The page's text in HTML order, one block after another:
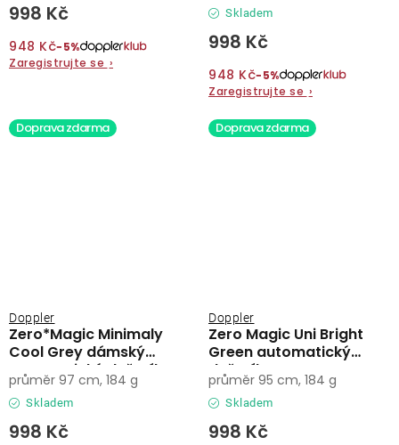
998 Kč
948 Kč−5%
Zaregistrujte se ›
Skladem
998 Kč
948 Kč−5%
Zaregistrujte se ›
Doprava zdarma
Zero*Magic Minimaly
Cool Grey dámský
automatický deštník
Doppler
Skladem
998 Kč
průměr 97 cm, 184 g
Doprava zdarma
Zero Magic Uni Bright
Green automatický
deštník
Doppler
Skladem
998 Kč
průměr 95 cm, 184 g